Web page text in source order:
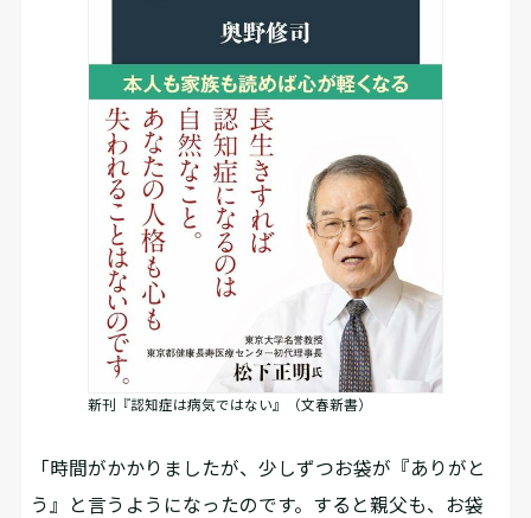
新刊『認知症は病気ではない』（文春新書）
「時間がかかりましたが、少しずつお袋が『ありがと
う』と言うようになったのです。すると親父も、お袋